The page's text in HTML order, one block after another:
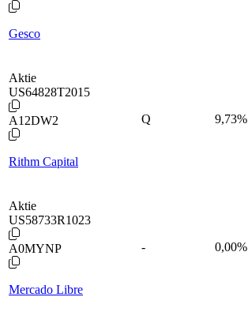
Gesco
Aktie
US64828T2015
A12DW2
Rithm Capital
Q 9,73%
Aktie
US58733R1023
A0MYNP
Mercado Libre
- 0,00%